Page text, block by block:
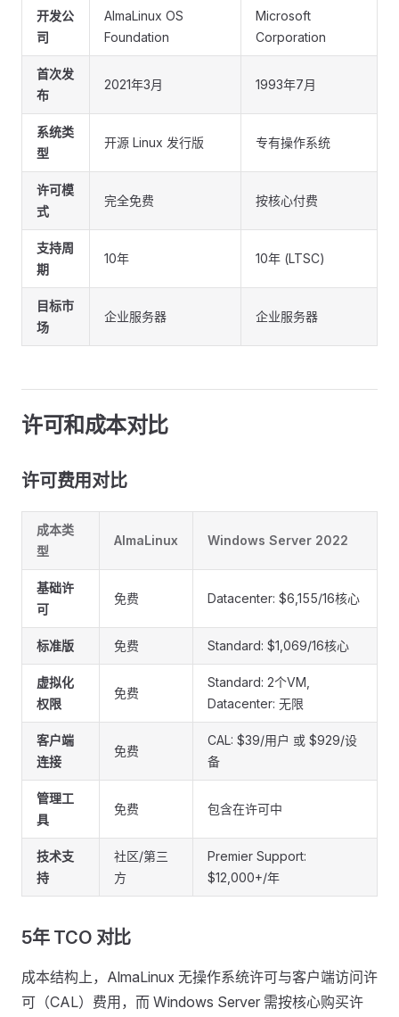
开发公
司
AlmaLinux OS
Foundation
Microsoft
Corporation
首次发
布
2021年3月 1993年7月
系统类
型
开源 Linux 发行版 专有操作系统
许可模
式
完全免费 按核心付费
支持周
期
10年 10年 (LTSC)
目标市
场
企业服务器 企业服务器
许可和成本对比
许可费用对比
成本类
型
AlmaLinux Windows Server 2022
基础许
可
免费 Datacenter: $6,155/16核心
标准版 免费 Standard: $1,069/16核心
虚拟化
权限
免费
Standard: 2个VM,
Datacenter: 无限
客户端
连接
免费
CAL: $39/用户 或 $929/设
备
管理工
具
免费 包含在许可中
技术支
持
社区/第三
方
Premier Support:
$12,000+/年
5年 TCO 对比
成本结构上，AlmaLinux 无操作系统许可与客户端访问许
可（CAL）费用，而 Windows Server 需按核心购买许